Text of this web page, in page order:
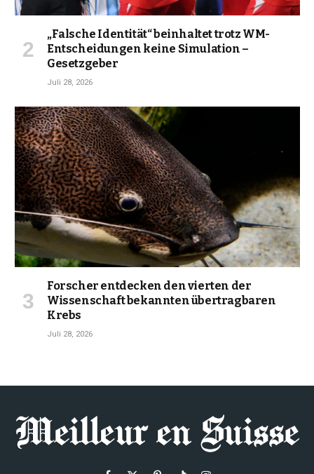
„Falsche Identität“ beinhaltet trotz WM-
Entscheidungen keine Simulation –
Gesetzgeber
Juli 28, 2026
Forscher entdecken den vierten der
Wissenschaft bekannten übertragbaren
Krebs
Juli 28, 2026